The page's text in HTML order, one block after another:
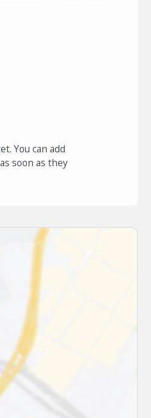
You can add
soon as they